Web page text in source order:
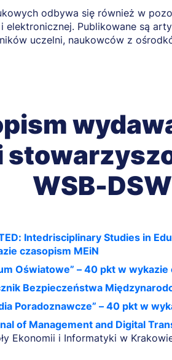
odbywa się również w
Publikowane są
uczelni, naukowców z
WSB-
Intedrisciplinary Studies in
czasopism MEiN
Oświatowe” – 40 pkt w wykazie
Bezpieczeństwa
Poradoznawcze” – 40 pkt w
of Management and Digital
Ekonomii i Informatyki w